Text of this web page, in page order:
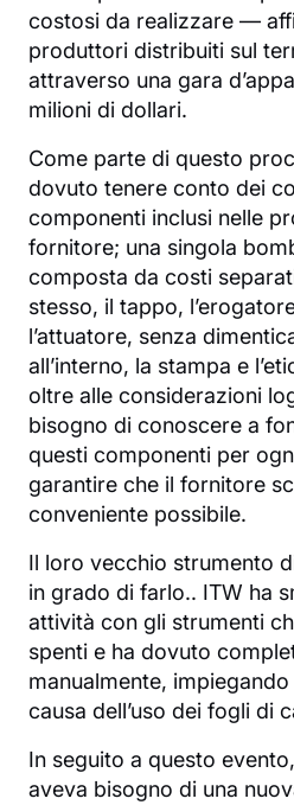
costosi da realizzare —
produttori distribuiti sul
attraverso una gara
milioni di dollari.
Come parte di questo
dovuto tenere conto dei
componenti inclusi nelle
fornitore; una singola
composta da costi
stesso, il tappo,
l’attuatore, senza
all’interno, la stampa e
oltre alle considerazioni
bisogno di conoscere a
questi componenti per
garantire che il fornitore
conveniente possibile.
Il loro vecchio strumento
in grado di farlo.. ITW ha
attività con gli strumenti
spenti e ha dovuto
manualmente,
causa dell’uso dei fogli di
In seguito a questo
aveva bisogno di una